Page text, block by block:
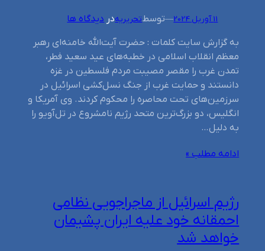
11 آوریل 2024 —توسطتحریریهدردیدگاه ها
به گزارش سایت کلمات : حضرت آیت‌الله خامنه‌ای رهبر
معظم انقلاب اسلامی در خطبه‌های عید سعید فطر،
تمدن غرب را مقصر مصیبت مردم فلسطین در غزه
دانستند و حمایت غرب از جنگ نسل‌کشی اسرائیل در
سرزمین‌های تحت محاصره را محکوم کردند. وی آمریکا و
انگلیس، دو بزرگ‌ترین متحد رژیم نامشروع در تل‌آویو را
به دلیل…
ادامه مطلب »
رژیم اسرائیل از ماجراجویی نظامی
احمقانه خود علیه ایران پشیمان
خواهد شد